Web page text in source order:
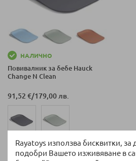
Rayatoys използва бисквитки, за
подобри Вашето изживяване в
НАЛИЧНО
Повивалник за бебе Hauck
Change N Clean
91,52 €/179,00 лв.
+ още варианти